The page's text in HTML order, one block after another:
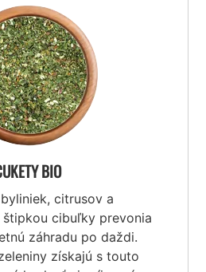
BIO
citrusov a
cibuľky prevonia
záhradu po daždi.
získajú s touto